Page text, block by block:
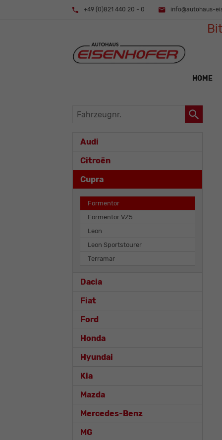
+49 (0)821 440 20 - 0 info@autohaus-
HOME
Fahrzeugnr.
Audi
Citroën
Cupra
Formentor
Formentor VZ5
Leon
Leon Sportstourer
Terramar
Dacia
Fiat
Ford
Honda
Hyundai
Kia
Mazda
Mercedes-Benz
MG